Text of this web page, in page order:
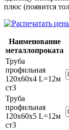
плюс (появится
Наименование
металлопроката
Труба
профильная
120х60х4 L=12м
ст3
Труба
профильная
120х60х5 L=12м
ст3